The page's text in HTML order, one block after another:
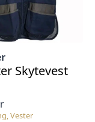
Vester
Skytevest